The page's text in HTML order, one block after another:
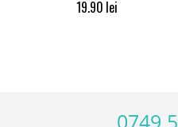
19.90 lei
0749